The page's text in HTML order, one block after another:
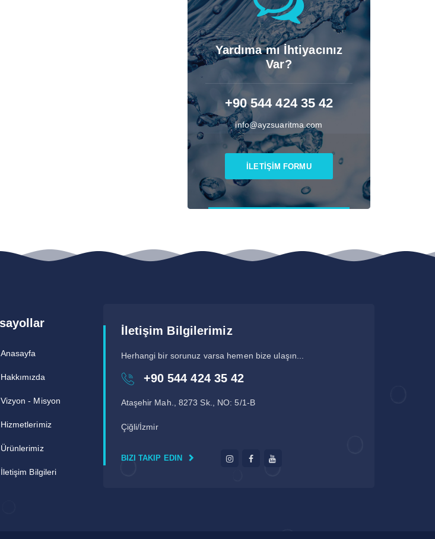
Yardıma mı İhtiyacınız
Var?
+90 544 424 35 42
info@ayzsuaritma.com
İLETİŞİM FORMU
Anasayfa
Hakkımızda
Vizyon - Misyon
Hizmetlerimiz
Ürünlerimiz
İletişim Bilgileri
İletişim Bilgilerimiz
Herhangi bir sorunuz varsa hemen bize ulaşın...
+90 544 424 35 42
Ataşehir Mah., 8273 Sk., NO: 5/1-B
Çiğli/İzmir
BIZI TAKIP EDIN